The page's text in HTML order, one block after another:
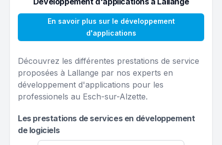
En savoir plus sur le développement
d'applications
Découvrez les différentes prestations de service
proposées à Lallange par nos experts en
développement d'applications pour les
professionels au Esch-sur-Alzette.
Les prestations de services en développement
de logiciels